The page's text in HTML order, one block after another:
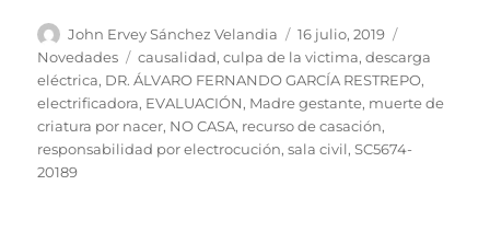
Autor
John Ervey Sánchez Velandia
Publicado
el
16 julio, 2019
Novedades
Etiquetas
causalidad,culpa de la victima,descarga
eléctrica, DR. ÁLVARO FERNANDO GARCÍA RESTREPO,
electrificadora, EVALUACIÓN, Madre gestante, muerte de
criatura por nacer, NO CASA, recurso de casación,
responsabilidad por electrocución,sala civil,SC5674-
20189